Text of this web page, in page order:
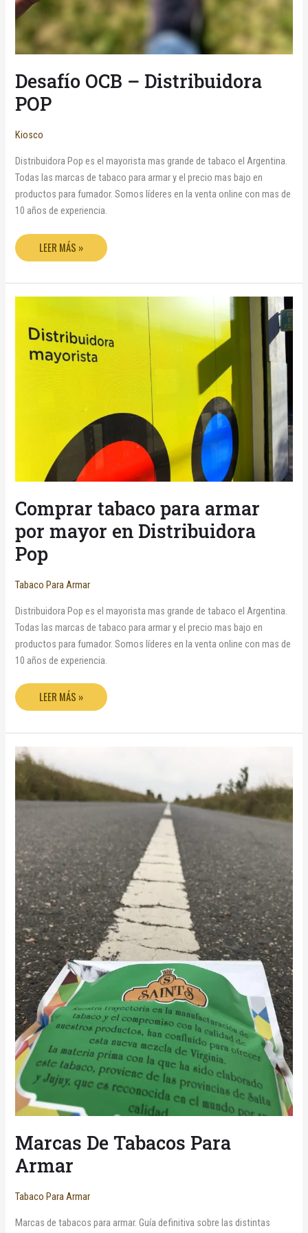
Desafío OCB – Distribuidora
POP
Kiosco
Distribuidora Pop es el mayorista mas grande de tabaco el Argentina.
Todas las marcas de tabaco para armar y el precio mas bajo en
productos para fumador. Somos líderes en la venta online con mas de
10 años de experiencia.
LEER MÁS »
Comprar tabaco para armar
por mayor en Distribuidora
Pop
Tabaco Para Armar
Distribuidora Pop es el mayorista mas grande de tabaco el Argentina.
Todas las marcas de tabaco para armar y el precio mas bajo en
productos para fumador. Somos líderes en la venta online con mas de
10 años de experiencia.
PARA
ARMAR
DISTRIBUIDORA
LEER MÁS »
Marcas De Tabacos Para
Armar
Tabaco Para Armar
Marcas de tabacos para armar. Guía definitiva sobre las distintas
DE
TABACOS
PARA